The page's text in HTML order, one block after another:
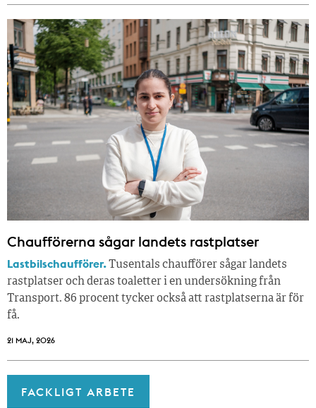
Chaufförerna sågar landets rastplatser
Lastbilschaufförer.Tusentals chaufförer sågar landets
rastplatser och deras toaletter i en undersökning från
Transport. 86 procent tycker också att rastplatserna är för
få.
21 MAJ, 2026
FACKLIGT ARBETE